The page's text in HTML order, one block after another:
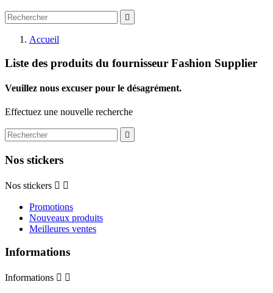

Accueil
Liste des produits du fournisseur Fashion Supplier
Veuillez nous excuser pour le désagrément.
Effectuez une nouvelle recherche

Nos stickers
Nos stickers  
Promotions
Nouveaux produits
Meilleures ventes
Informations
Informations  